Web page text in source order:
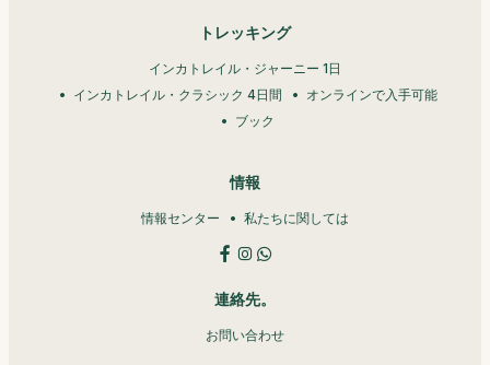
トレッキング
インカトレイル・ジャーニー 1日
インカトレイル・クラシック 4日間
オンラインで入手可能
ブック
情報
情報センター 私たちに関しては
連絡先。
お問い合わせ